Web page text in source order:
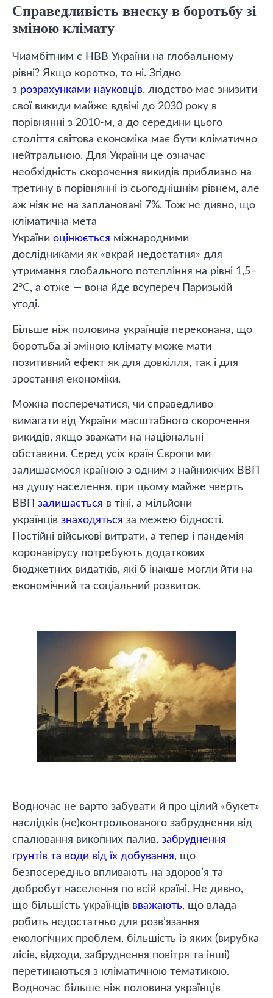
Справедливість внеску в боротьбу зі
зміною клімату
Чиамбітним є НВВ України на глобальному
рівні? Якщо коротко, то ні. Згідно
з розрахунками науковців, людство має знизити
свої викиди майже вдвічі до 2030 року в
порівнянні з 2010-м, а до середини цього
століття світова економіка має бути кліматично
нейтральною. Для України це означає
необхідність скорочення викидів приблизно на
третину в порівнянні із сьогоднішнім рівнем, але
аж ніяк не на заплановані 7%. Тож не дивно, що
кліматична мета
України оцінюється міжнародними
дослідниками як «вкрай недостатня» для
утримання глобального потепління на рівні 1,5–
2°С, а отже — вона йде всупереч Паризькій
угоді.
Більше ніж половина українців переконана, що
боротьба зі зміною клімату може мати
позитивний ефект як для довкілля, так і для
зростання економіки.
Можна посперечатися, чи справедливо
вимагати від України масштабного скорочення
викидів, якщо зважати на національні
обставини. Серед усіх країн Європи ми
залишаємося країною з одним з найнижчих ВВП
на душу населення, при цьому майже чверть
ВВП залишається в тіні, а мільйони
українців знаходяться за межею бідності.
Постійні військові витрати, а тепер і пандемія
коронавірусу потребують додаткових
бюджетних видатків, які б інакше могли йти на
економічний та соціальний розвиток.
Водночас не варто забувати й про цілий «букет»
наслідків (не)контрольованого забруднення від
спалювання викопних палив, забруднення
ґрунтів та води від їх добування, що
безпосередньо впливають на здоров’я та
добробут населення по всій країні. Не дивно,
що більшість українців вважають, що влада
робить недостатньо для розв’язання
екологічних проблем, більшість із яких (вирубка
лісів, відходи, забруднення повітря та інші)
перетинаються з кліматичною тематикою.
Водночас більше ніж половина українців